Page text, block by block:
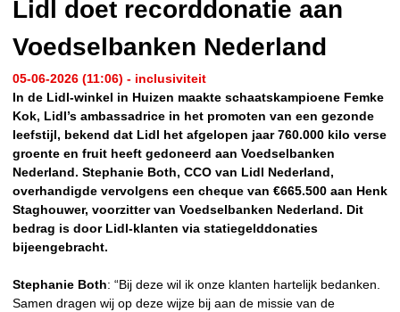
Lidl doet recorddonatie aan
Voedselbanken Nederland
05-06-2026 (11:06) - inclusiviteit
In de Lidl-winkel in Huizen maakte schaatskampioene Femke
Kok, Lidl’s ambassadrice in het promoten van een gezonde
leefstijl, bekend dat Lidl het afgelopen jaar 760.000 kilo verse
groente en fruit heeft gedoneerd aan Voedselbanken
Nederland. Stephanie Both, CCO van Lidl Nederland,
overhandigde vervolgens een cheque van €665.500 aan Henk
Staghouwer, voorzitter van Voedselbanken Nederland. Dit
bedrag is door Lidl-klanten via statiegelddonaties
bijeengebracht.
Stephanie Both: “Bij deze wil ik onze klanten hartelijk bedanken.
Samen dragen wij op deze wijze bij aan de missie van de